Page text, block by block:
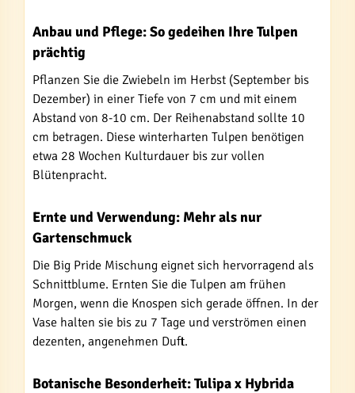
Anbau und Pflege: So gedeihen Ihre Tulpen
prächtig
Pflanzen Sie die Zwiebeln im Herbst (September bis
Dezember) in einer Tiefe von 7 cm und mit einem
Abstand von 8-10 cm. Der Reihenabstand sollte 10
cm betragen. Diese winterharten Tulpen benötigen
etwa 28 Wochen Kulturdauer bis zur vollen
Blütenpracht.
Ernte und Verwendung: Mehr als nur
Gartenschmuck
Die Big Pride Mischung eignet sich hervorragend als
Schnittblume. Ernten Sie die Tulpen am frühen
Morgen, wenn die Knospen sich gerade öffnen. In der
Vase halten sie bis zu 7 Tage und verströmen einen
dezenten, angenehmen Duft.
Botanische Besonderheit: Tulipa x Hybrida